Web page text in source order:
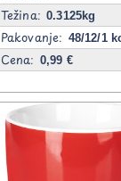
Težina:0.3125kg
Pakovanje: 48/12/1
Cena: 0,99 €